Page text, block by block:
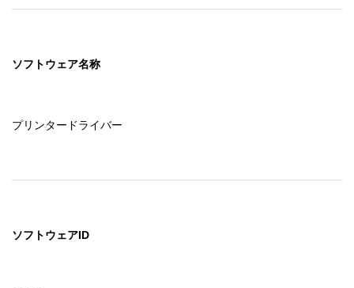
ソフトウェア名称
プリンタードライバー
ソフトウェアID